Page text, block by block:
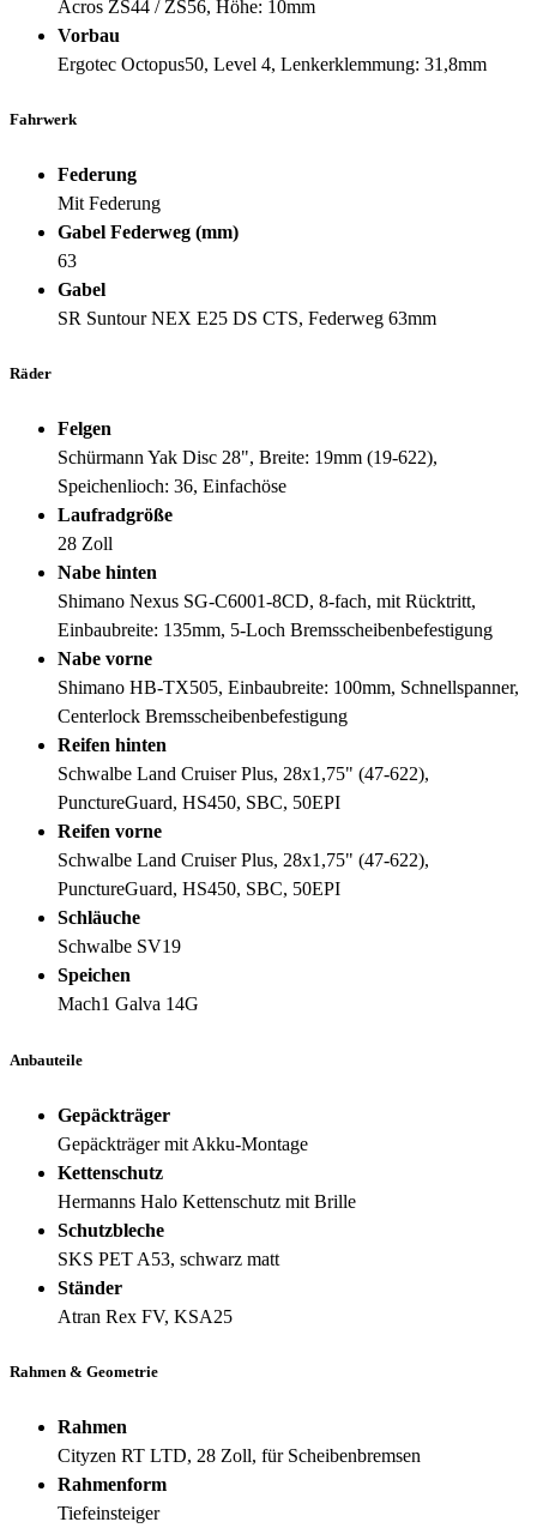
Acros ZS44 / ZS56, Höhe: 10mm
Vorbau
Ergotec Octopus50, Level 4, Lenkerklemmung: 31,8mm
Fahrwerk
Federung
Mit Federung
Gabel Federweg (mm)
63
Gabel
SR Suntour NEX E25 DS CTS, Federweg 63mm
Räder
Felgen
Schürmann Yak Disc 28", Breite: 19mm (19-622),
Speichenlioch: 36, Einfachöse
Laufradgröße
28 Zoll
Nabe hinten
Shimano Nexus SG-C6001-8CD, 8-fach, mit Rücktritt,
Einbaubreite: 135mm, 5-Loch Bremsscheibenbefestigung
Nabe vorne
Shimano HB-TX505, Einbaubreite: 100mm, Schnellspanner,
Centerlock Bremsscheibenbefestigung
Reifen hinten
Schwalbe Land Cruiser Plus, 28x1,75" (47-622),
PunctureGuard, HS450, SBC, 50EPI
Reifen vorne
Schwalbe Land Cruiser Plus, 28x1,75" (47-622),
PunctureGuard, HS450, SBC, 50EPI
Schläuche
Schwalbe SV19
Speichen
Mach1 Galva 14G
Anbauteile
Gepäckträger
Gepäckträger mit Akku-Montage
Kettenschutz
Hermanns Halo Kettenschutz mit Brille
Schutzbleche
SKS PET A53, schwarz matt
Ständer
Atran Rex FV, KSA25
Rahmen & Geometrie
Rahmen
Cityzen RT LTD, 28 Zoll, für Scheibenbremsen
Rahmenform
Tiefeinsteiger